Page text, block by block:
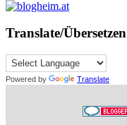
Translate/Übersetzen
Powered by Translate